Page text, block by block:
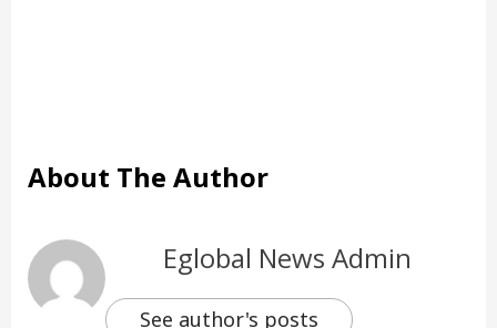
About The Author
Eglobal News Admin
See author's posts